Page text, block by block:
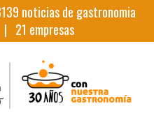
noticias de gastronomia
| 21 empresas